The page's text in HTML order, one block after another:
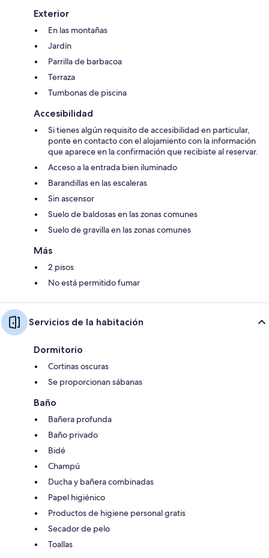
Exterior
En las montañas
Jardín
Parrilla de barbacoa
Terraza
Tumbonas de piscina
Accesibilidad
Si tienes algún requisito de accesibilidad en particular,
ponte en contacto con el alojamiento con la información
que aparece en la confirmación que recibiste al reservar.
Acceso a la entrada bien iluminado
Barandillas en las escaleras
Sin ascensor
Suelo de baldosas en las zonas comunes
Suelo de gravilla en las zonas comunes
Más
2 pisos
No está permitido fumar
Servicios de la habitación
Dormitorio
Cortinas oscuras
Se proporcionan sábanas
Baño
Bañera profunda
Baño privado
Bidé
Champú
Ducha y bañera combinadas
Papel higiénico
Productos de higiene personal gratis
Secador de pelo
Toallas